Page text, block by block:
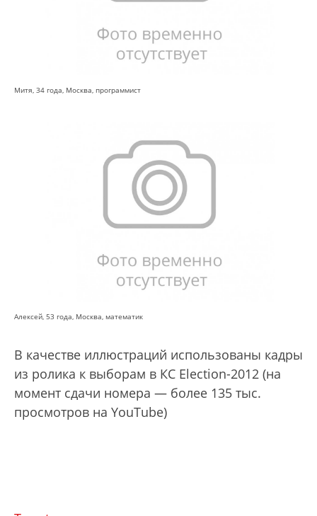
Митя, 34 года, Москва, программист
Алексей, 53 года, Москва, математик
В качестве иллюстраций использованы кадры
из ролика к выборам в КС Election-2012 (на
момент сдачи номера — более 135 тыс.
просмотров на YouTube)